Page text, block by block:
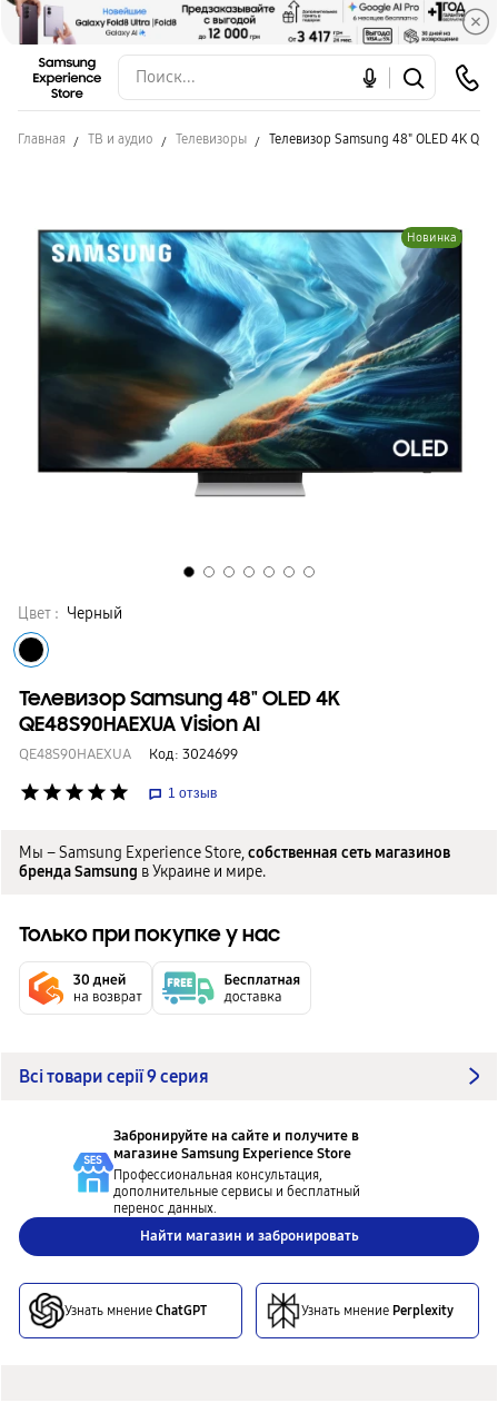
Главная ТВ и аудио Телевизоры Телевизор Samsung 48" OLED 4K
Новинка
Цвет : Черный
Телевизор Samsung 48" OLED 4K
QE48S90HAEXUA Vision AI
QE48S90HAEXUA Код: 3024699
star star star star star 1 отзыв
Мы – Samsung Experience Store,собственная сеть магазинов
бренда Samsung в Украине и мире.
Только при покупке у нас
Всі товари серії 9 серия
Забронируйте на сайте и получите в
магазинеSamsung Experience Store
Профессиональная консультация,
дополнительные сервисы и бесплатный
перенос данных.
Найти магазин и забронировать
Узнать мнение ChatGPT Узнать мнение Perplexity